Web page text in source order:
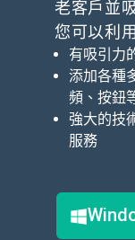
老客戶並
您可以利
有吸引力
添加各種
頻、按鈕
強大的技
服務